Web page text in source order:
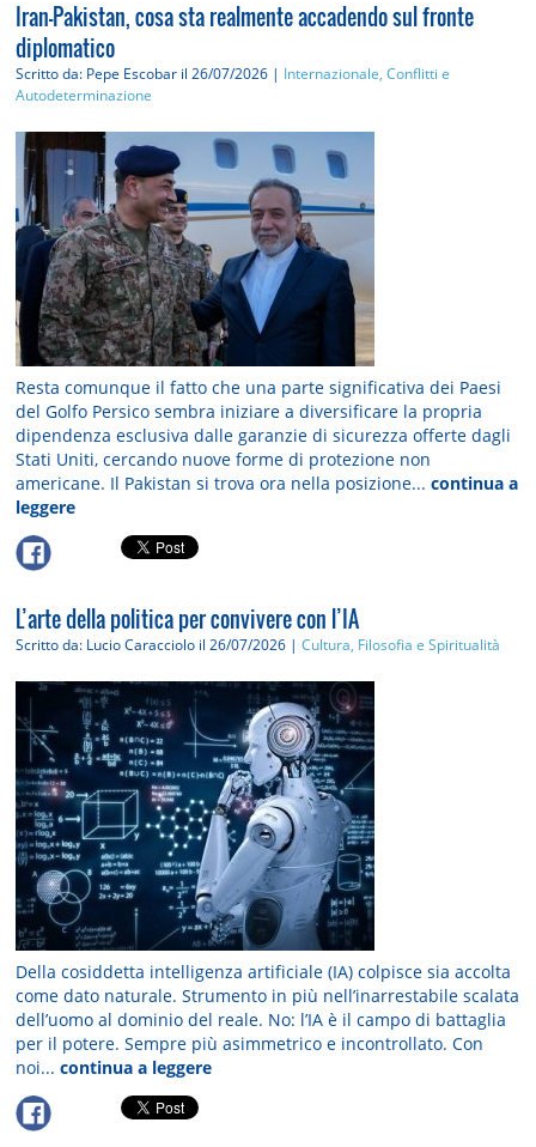
Iran–Pakistan, cosa sta realmente accadendo sul fronte
diplomatico
Scritto da: Pepe Escobar il 26/07/2026 | Internazionale, Conflitti e
Autodeterminazione
Resta comunque il fatto che una parte significativa dei Paesi
del Golfo Persico sembra iniziare a diversificare la propria
dipendenza esclusiva dalle garanzie di sicurezza offerte dagli
Stati Uniti, cercando nuove forme di protezione non
americane. Il Pakistan si trova ora nella posizione...continua a
leggere
L’arte della politica per convivere con l’IA
Scritto da: Lucio Caracciolo il 26/07/2026 |Cultura, Filosofia e Spiritualità
Della cosiddetta intelligenza artificiale (IA) colpisce sia accolta
come dato naturale. Strumento in più nell’inarrestabile scalata
dell’uomo al dominio del reale. No: l’IA è il campo di battaglia
per il potere. Sempre più asimmetrico e incontrollato. Con
noi...continua a leggere